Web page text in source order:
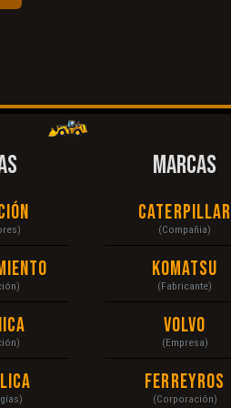
MARCAS
Caterpillar
(Compañia)
Komatsu
(Fabricante)
Volvo
(Empresa)
Ferreyros
(Corporación)